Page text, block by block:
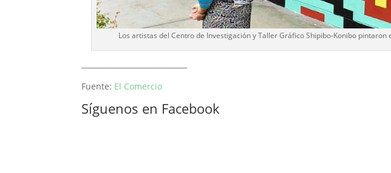
Los artistas del Centro de Investigación y Taller Gráfico Shipibo-Konibo pintaron
Fuente: El Comercio
Síguenos en Facebook